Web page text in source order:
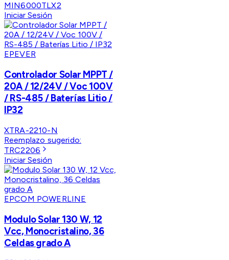
MIN6000TLX2
Iniciar Sesión
EPEVER
Controlador Solar MPPT /
20A / 12/24V / Voc 100V
/ RS-485 / Baterías Litio /
IP32
XTRA-2210-N
Reemplazo sugerido:
TRC2206
Iniciar Sesión
EPCOM POWERLINE
Modulo Solar 130 W, 12
Vcc, Monocristalino, 36
Celdas grado A